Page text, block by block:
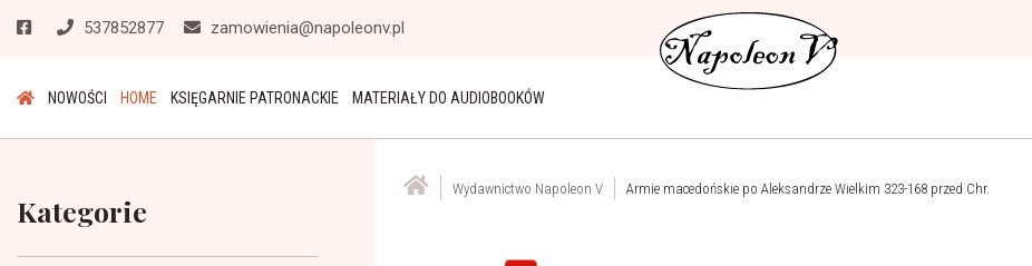
537852877 zamowienia@napoleonv.pl
NOWOŚCI HOME KSIĘGARNIE PATRONACKIE MATERIAŁY DO AUDIOBOOKÓW
Kategorie
Wydawnictwo Napoleon V Armie macedońskie po Aleksandrze Wielkim 323-168 przed Chr.